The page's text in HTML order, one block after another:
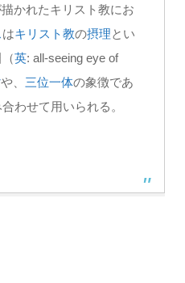
描かれたキリスト教にお
はキリスト教の摂理とい
（英: all-seeing eye of
や、 三位一体の象徴であ
わせて用いられる。